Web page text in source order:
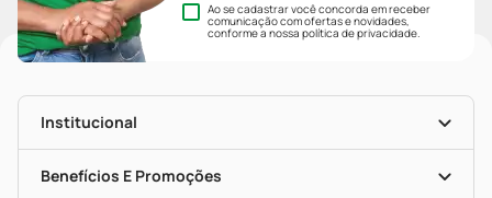
Ao se cadastrar você concorda em receber
comunicação com ofertas e novidades,
conforme a nossapolítica de privacidade.
Institucional
História
Nossas Lojas
Benefícios E Promoções